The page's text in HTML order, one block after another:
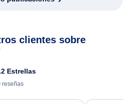
clientes sobre
Estrellas
reseñas